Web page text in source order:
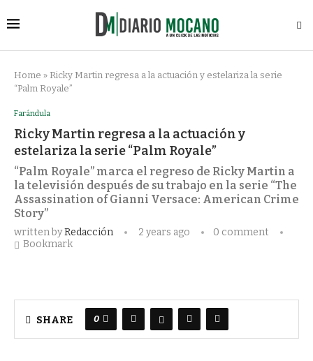
Home » Ricky Martin regresa a la actuación y estelariza la serie
“Palm Royale”
Farándula
Ricky Martin regresa a la actuación y
estelariza la serie “Palm Royale”
“Palm Royale” marca el regreso de Ricky Martin a
la televisión después de su trabajo en la serie “The
Assassination of Gianni Versace: American Crime
Story”
written byRedacción 2 years ago
0 comment
Bookmark
SHARE 0